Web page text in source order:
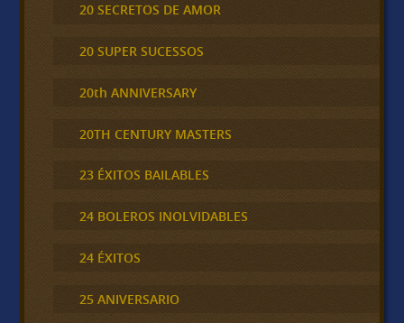
20 SECRETOS DE AMOR
20 SUPER SUCESSOS
20th ANNIVERSARY
20TH CENTURY MASTERS
23 ÉXITOS BAILABLES
24 BOLEROS INOLVIDABLES
24 ÉXITOS
25 ANIVERSARIO